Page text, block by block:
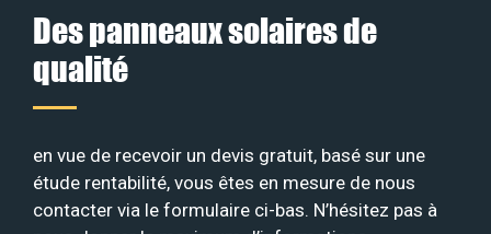
Des panneaux solaires de
qualité
en vue de recevoir un devis gratuit, basé sur une
étude rentabilité, vous êtes en mesure de nous
contacter via le formulaire ci-bas. N’hésitez pas à